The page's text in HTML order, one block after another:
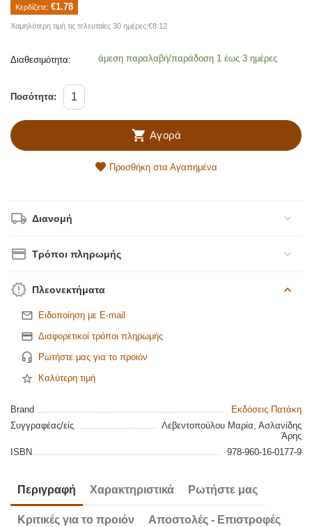
Κερδίζετε: €1.78
Χαμηλότερη τιμή τις τελευταίες 30 ημέρες:€8.12
Διαθεσιμότητα: άμεση παραλαβή/παράδοση 1 έως 3 ημέρες
Ποσότητα:
Αγορά
Προσθήκη στα Αγαπημένα
Διανομή
Τρόποι πληρωμής
Πλεονεκτήματα
Ειδοποίηση με E-mail
Διαφορετικοί τρόποι πληρωμής
Ρωτήστε μας για το προιόν
Καλύτερη τιμή
Brand
Εκδόσεις Πατάκη
Συγγραφέας/είς
Λεβεντοπούλου Μαρία, Ασλανίδης
Άρης
ISBN
978-960-16-0177-9
Περιγραφή Χαρακτηριστικά Ρωτήστε μας
Κριτικές για το προιόν Αποστολές - Επιστροφές